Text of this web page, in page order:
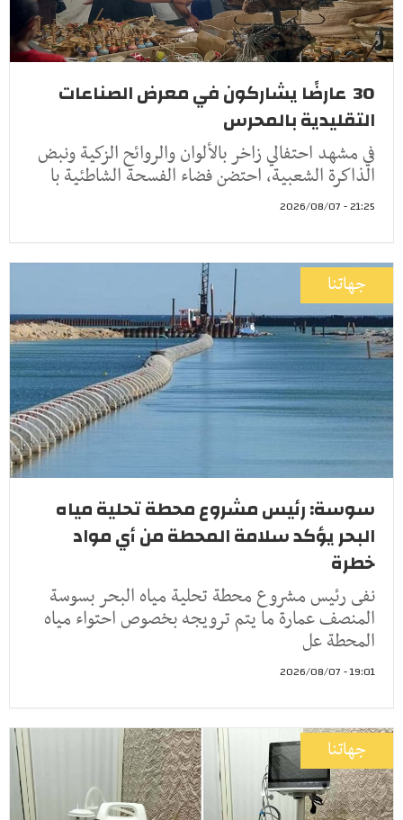
30 عارضًا يشاركون في معرض الصناعات
التقليدية بالمحرس
في مشهد احتفالي زاخر بالألوان والروائح الزكية ونبض
الذاكرة الشعبية، احتضن فضاء الفسحة الشاطئية با
21:25 - 2026/08/07
جهاتنا
سوسة: رئيس مشروع محطة تحلية مياه
البحر يؤكد سلامة المحطة من أي مواد
خطرة
نفى رئيس مشروع محطة تحلية مياه البحر بسوسة
المنصف عمارة ما يتم ترويجه بخصوص احتواء مياه
المحطة عل
19:01 - 2026/08/07
جهاتنا